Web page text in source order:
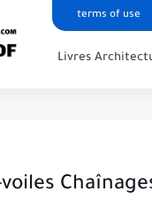
terms of use
Livres